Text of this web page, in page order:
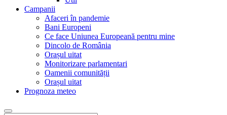
Campanii
Afaceri în pandemie
Bani Europeni
Ce face Uniunea Europeană pentru mine
Dincolo de România
Orașul uitat
Monitorizare parlamentari
Oamenii comunității
Orașul uitat
Prognoza meteo